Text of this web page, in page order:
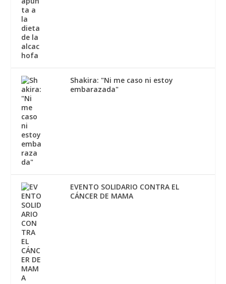
Shakira: "Ni me caso ni estoy
embarazada"
EVENTO SOLIDARIO CONTRA EL
CÁNCER DE MAMA